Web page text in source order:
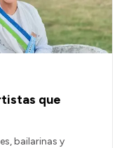
que
bailarinas y